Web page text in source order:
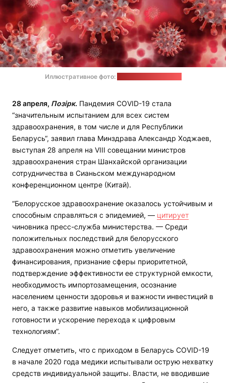
Иллюстративное фото:
28 апреля, Позірк. Пандемия COVID-19 стала
“значительным испытанием для всех систем
здравоохранения, в том числе и для Республики
Беларусь“, заявил глава Минздрава Александр Ходжаев,
выступая 28 апреля на VIII совещании министров
здравоохранения стран Шанхайской организации
сотрудничества в Сианьском международном
конференционном центре (Китай).
“Белорусское здравоохранение оказалось устойчивым и
способным справляться с эпидемией, — цитирует
чиновника пресс-служба министерства. — Среди
положительных последствий для белорусского
здравоохранения можно отметить увеличение
финансирования, признание сферы приоритетной,
подтверждение эффективности ее структурной емкости,
необходимость импортозамещения, осознание
населением ценности здоровья и важности инвестиций в
него, а также развитие навыков мобилизационной
готовности и ускорение перехода к цифровым
технологиям“.
Следует отметить, что с приходом в Беларусь COVID-19
в начале 2020 года медики испытывали острую нехватку
средств индивидуальной защиты. Власти, не вводившие